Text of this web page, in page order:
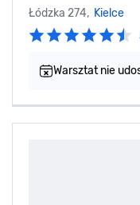
Łódzka 274, Kielce
Warsztat nie